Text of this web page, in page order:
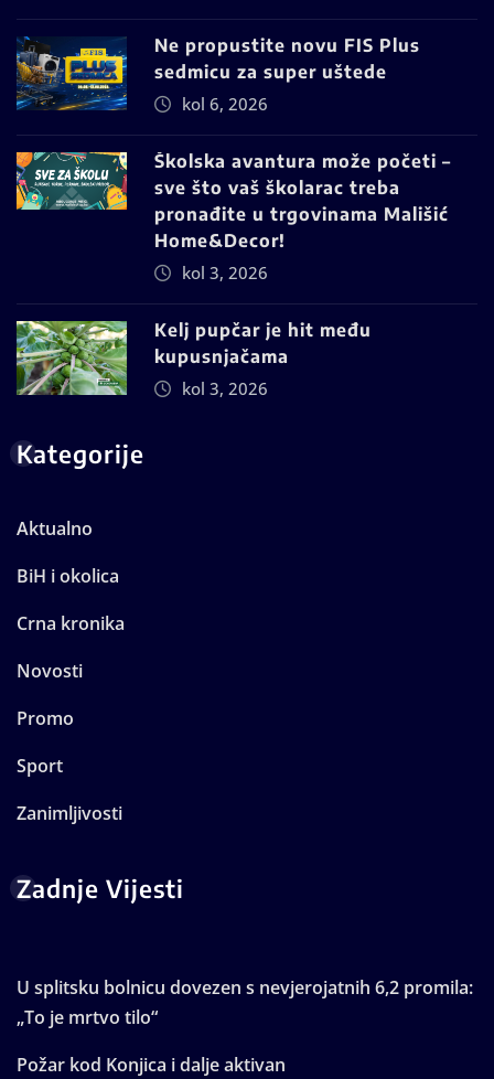
Ne propustite novu FIS Plus
sedmicu za super uštede
kol 6, 2026
Školska avantura može početi –
sve što vaš školarac treba
pronađite u trgovinama Mališić
Home&Decor!
kol 3, 2026
Kelj pupčar je hit među
kupusnjačama
kol 3, 2026
Kategorije
Aktualno
BiH i okolica
Crna kronika
Novosti
Promo
Sport
Zanimljivosti
Zadnje Vijesti
U splitsku bolnicu dovezen s nevjerojatnih 6,2 promila:
„To je mrtvo tilo“
Požar kod Konjica i dalje aktivan